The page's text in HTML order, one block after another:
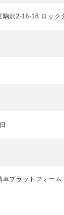
駒沢2-16-18 ロック
車プラットフォーム